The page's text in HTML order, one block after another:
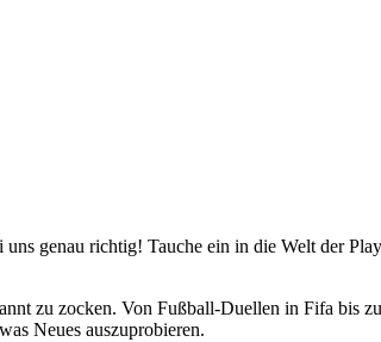
genau richtig! Tauche ein in die Welt der
zu zocken. Von Fußball-Duellen in Fifa bis
Neues auszuprobieren.